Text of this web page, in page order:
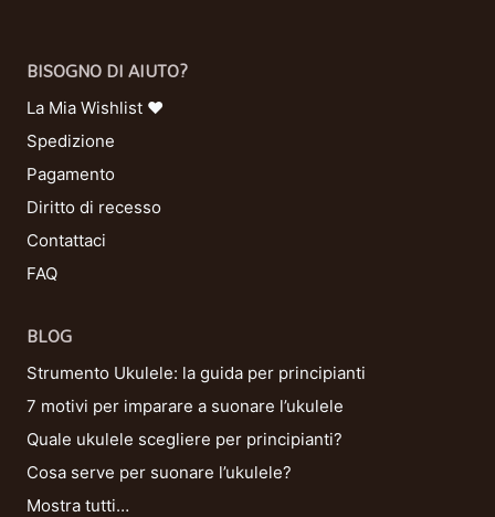
BISOGNO DI AIUTO?
La Mia Wishlist ❤
Spedizione
Pagamento
Diritto di recesso
Contattaci
FAQ
BLOG
Strumento Ukulele: la guida per principianti
7 motivi per imparare a suonare l’ukulele
Quale ukulele scegliere per principianti?
Cosa serve per suonare l’ukulele?
Mostra tutti…